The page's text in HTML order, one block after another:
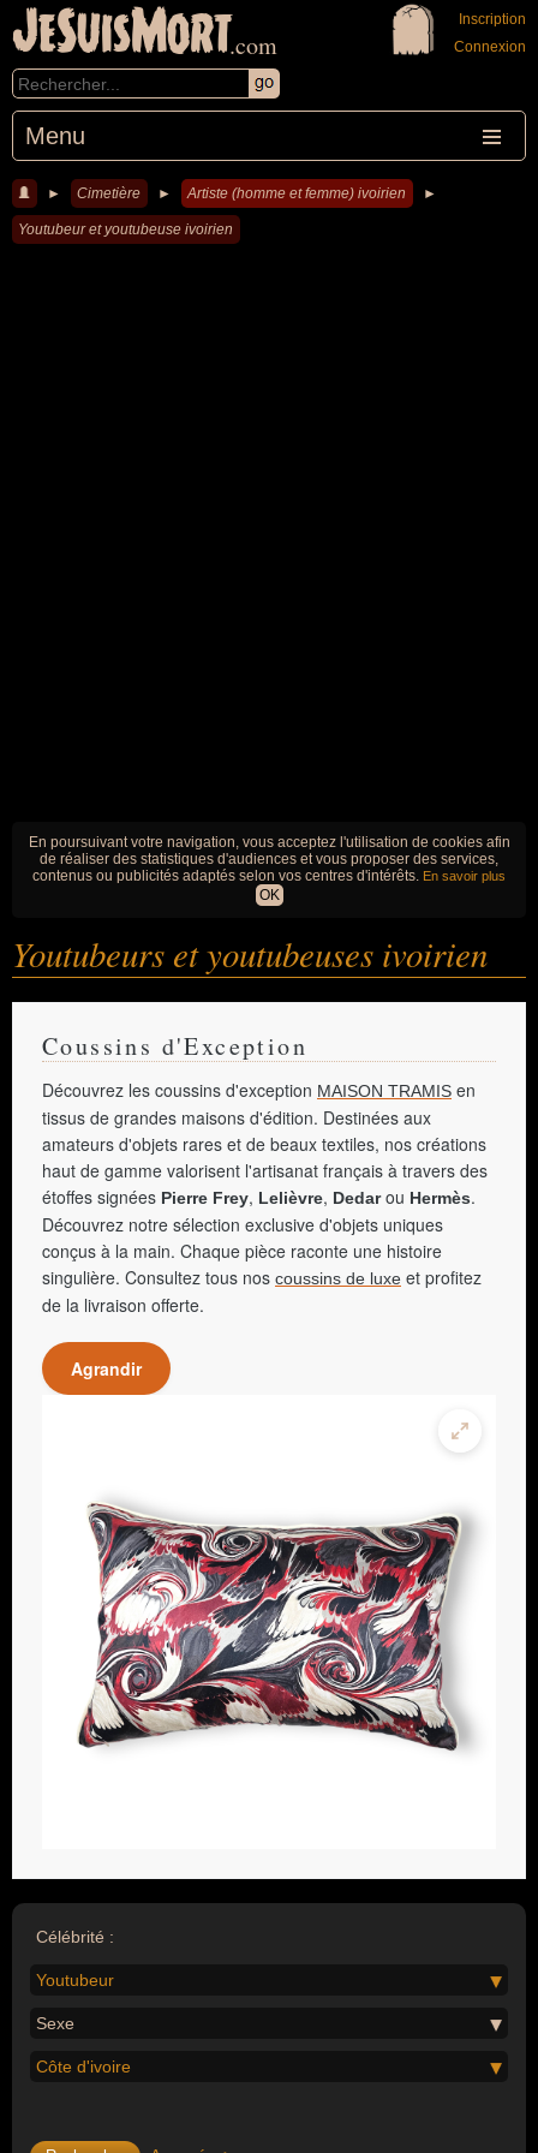
JeSuisMort.com
Menu
Inscription
Connexion
► Cimetière ► Artiste (homme et femme) ivoirien ►
Youtubeur et youtubeuse ivoirien
En poursuivant votre navigation, vous acceptez l'utilisation de cookies afin
de réaliser des statistiques d'audiences et vous proposer des services,
contenus ou publicités adaptés selon vos centres d'intérêts. En savoir plus
OK
Youtubeurs et youtubeuses ivoirien
Coussins d'Exception
Découvrez les coussins d'exception MAISON TRAMIS en
tissus de grandes maisons d'édition. Destinées aux
amateurs d'objets rares et de beaux textiles, nos créations
haut de gamme valorisent l'artisanat français à travers des
étoffes signées Pierre Frey, Lelièvre, Dedarou Hermès.
Découvrez notre sélection exclusive d'objets uniques
conçus à la main. Chaque pièce raconte une histoire
singulière. Consultez tous nos coussins de luxe et profitez
de la livraison offerte.
Agrandir
Célébrité :
Youtubeur
Sexe
Côte d'ivoire